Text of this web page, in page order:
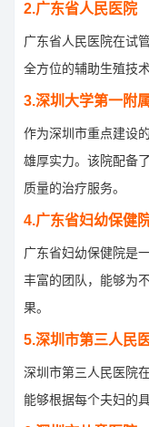
2.广东省人民医院
广东省人民医院在试
全方位的辅助生殖技
3.深圳大学第一附
作为深圳市重点建设
雄厚实力。该院配备
质量的治疗服务。
4.广东省妇幼保健
广东省妇幼保健院是
丰富的团队，能够为
果。
5.深圳市第三人民
深圳市第三人民医院
能够根据每个夫妇的